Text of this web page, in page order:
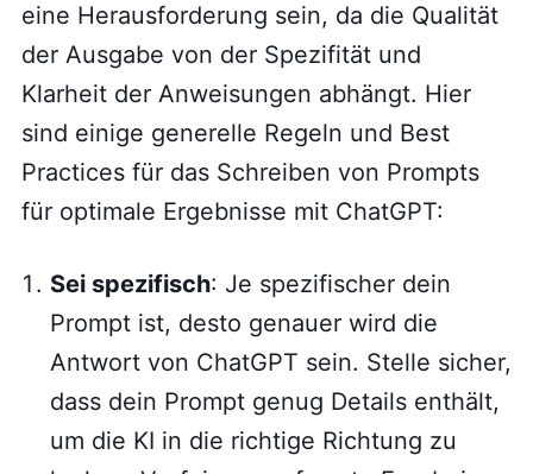
eine Herausforderung sein, da die Qualität
der Ausgabe von der Spezifität und
Klarheit der Anweisungen abhängt. Hier
sind einige generelle Regeln und Best
Practices für das Schreiben von Prompts
für optimale Ergebnisse mit ChatGPT:
Sei spezifisch: Je spezifischer dein
Prompt ist, desto genauer wird die
Antwort von ChatGPT sein. Stelle sicher,
dass dein Prompt genug Details enthält,
um die KI in die richtige Richtung zu